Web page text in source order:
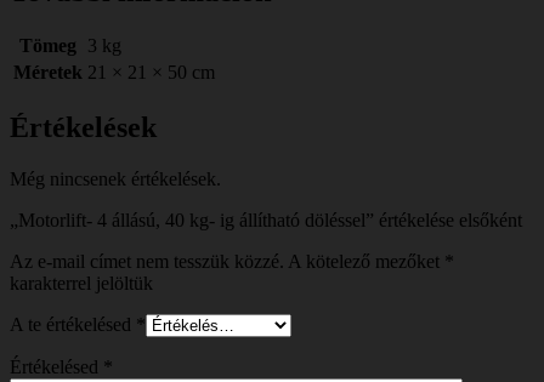
Tömeg 3 kg
Méretek 21 × 21 × 50 cm
Értékelések
Még nincsenek értékelések.
„Motorlift- 4 állású, 40 kg- ig állítható döléssel” értékelése elsőként
Az e-mail címet nem tesszük közzé. A kötelező mezőket *
karakterrel jelöltük
A te értékelésed *
Értékelésed *